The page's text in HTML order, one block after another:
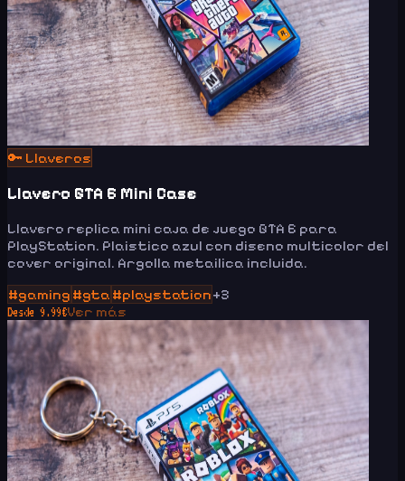
🔑 Llaveros
Llavero GTA 6 Mini Case
Llavero replica mini caja de juego GTA 6 para
PlayStation. Plaistico azul con diseno multicolor del
cover original. Argolla metailica incluida.
#gaming #gta #playstation+3
Desde 9.99€Ver más